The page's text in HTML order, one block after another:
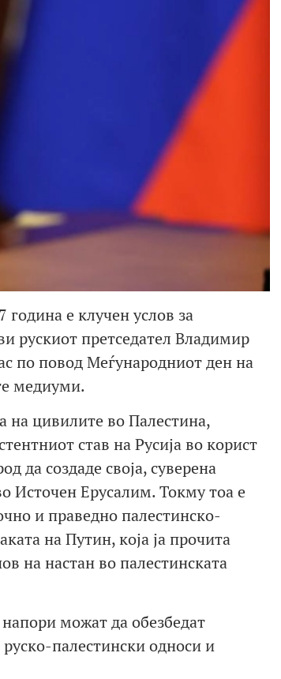
е клучен услов за
рускиот претседател Владимир
по повод Меѓународниот ден на
медиуми.
на цивилите во Палестина,
став на Русија во корист
да создаде своја, суверена
Источен Ерусалим. Токму тоа е
и праведно палестинско-
на Путин, која ја прочита
на настан во палестинската
можат да обезбедат
палестински односи и